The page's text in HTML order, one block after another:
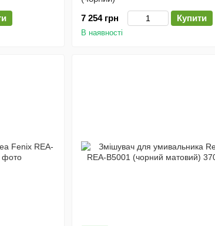
7 254 грн
Купити
В наявності